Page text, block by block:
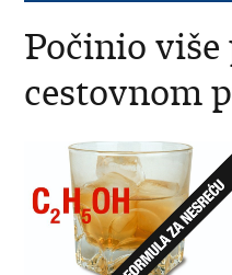
Počinio više
cestovnom